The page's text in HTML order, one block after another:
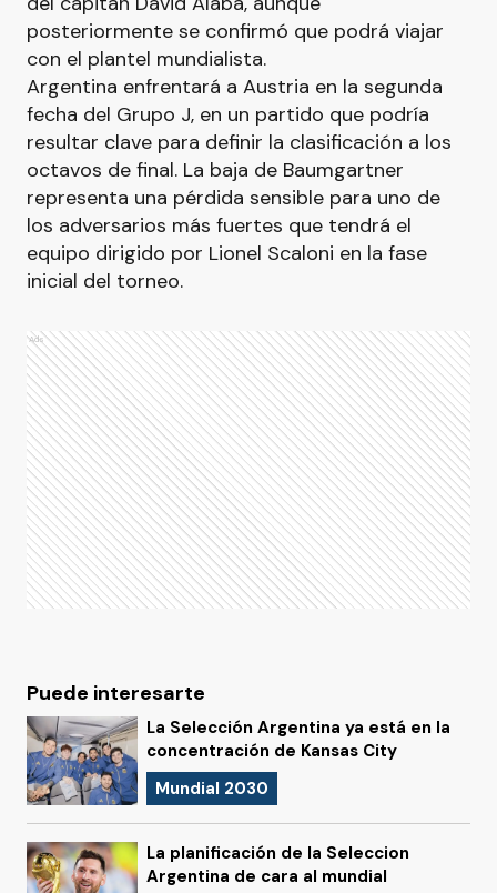
posteriormente se confirmó que podrá viajar
con el plantel mundialista.
Argentina enfrentará a Austria en la segunda
fecha del Grupo J, en un partido que podría
resultar clave para definir la clasificación a los
octavos de final. La baja de Baumgartner
representa una pérdida sensible para uno de
los adversarios más fuertes que tendrá el
equipo dirigido por Lionel Scaloni en la fase
inicial del torneo.
Ads
Puede interesarte
La Selección Argentina ya está en la
concentración de Kansas City
Mundial 2030
La planificación de la Seleccion
Argentina de cara al mundial